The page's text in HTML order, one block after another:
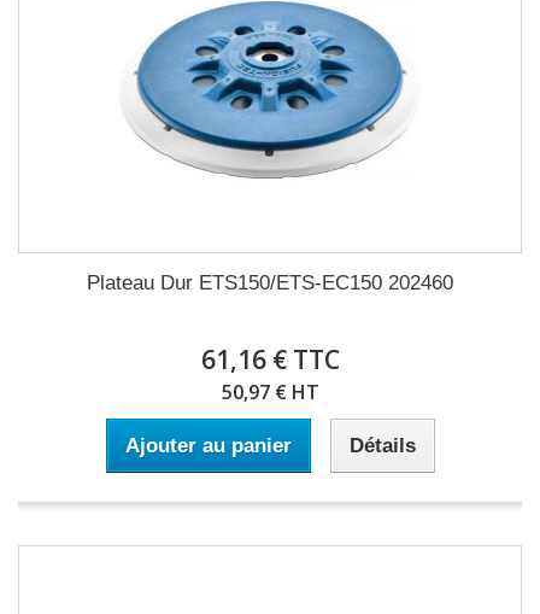
Plateau Dur ETS150/ETS-EC150 202460
61,16 € TTC
50,97 € HT
Ajouter au panier Détails